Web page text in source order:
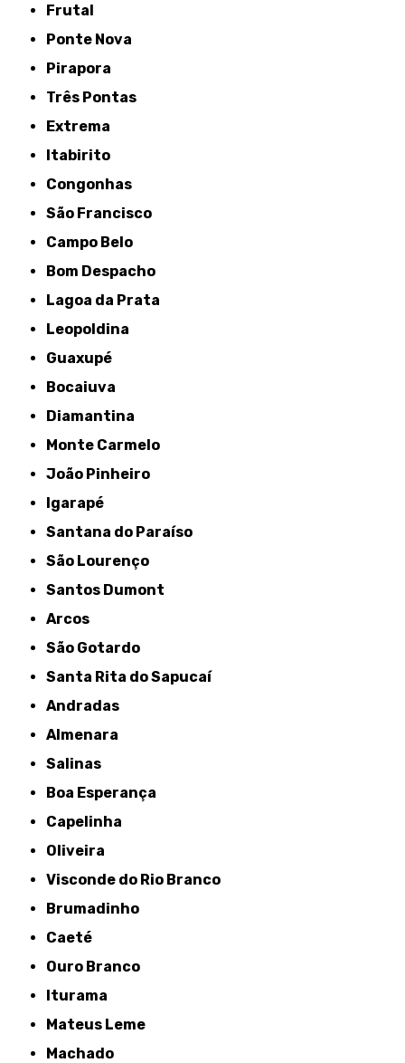
Frutal
Ponte Nova
Pirapora
Três Pontas
Extrema
Itabirito
Congonhas
São Francisco
Campo Belo
Bom Despacho
Lagoa da Prata
Leopoldina
Guaxupé
Bocaiuva
Diamantina
Monte Carmelo
João Pinheiro
Igarapé
Santana do Paraíso
São Lourenço
Santos Dumont
Arcos
São Gotardo
Santa Rita do Sapucaí
Andradas
Almenara
Salinas
Boa Esperança
Capelinha
Oliveira
Visconde do Rio Branco
Brumadinho
Caeté
Ouro Branco
Iturama
Mateus Leme
Machado